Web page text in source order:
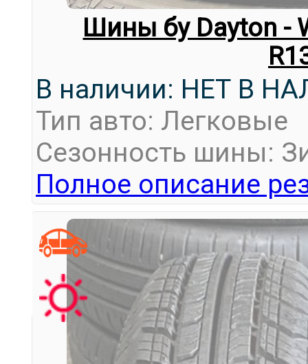
Шины бу Dayton -
В наличии: НЕТ В
Тип авто: Легковые
Сезонность шины:
Полное описание